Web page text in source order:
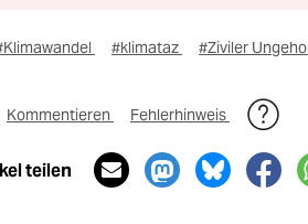
#klimataz #Ziviler
Kommentieren Fehlerhinweis
teilen